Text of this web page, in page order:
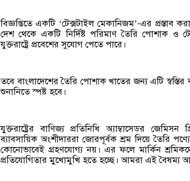
বিজ্ঞপ্তিতে একটি ‘টেক্সটাইল মেকানিজম’-এর প্রস্তাব
দেশ থেকে একটি নির্দিষ্ট পরিমাণ তৈরি পোশাক ও
যুক্তরাষ্ট্রে প্রবেশের সুযোগ পেতে পারে।
তবে বাংলাদেশের তৈরি পোশাক খাতের জন্য এটি
শুনানিতে স্পষ্ট হবে।
যুক্তরাষ্ট্রের বাণিজ্য প্রতিনিধি অ্যাম্বাসেডর
ব্যাবসায়িক অংশীদাররা জোরপূর্বক শ্রম দিয়ে তৈরি
কোনোভাবেই গ্রহণযোগ্য নয়। এর ফলে মার্কিন
প্রতিযোগিতার মুখোমুখি হতে হচ্ছে। আমরা এই বৈষম্য